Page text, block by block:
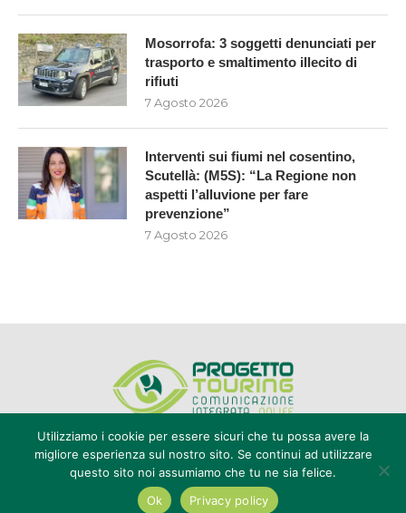
Mosorrofa: 3 soggetti denunciati per
trasporto e smaltimento illecito di
rifiuti
7 Agosto 2026
Interventi sui fiumi nel cosentino,
Scutellà: (M5S): “La Regione non
aspetti l’alluvione per fare
prevenzione”
7 Agosto 2026
Editore Progetto Touring srl - iscrizione al ROC n°20616 - P.IVA e CF
02636800803 - Reg. Tribunale Reggio Calabria n° 04/1976 -
redazione@touring104.it
Utilizziamo i cookie per essere sicuri che tu possa avere la
migliore esperienza sul nostro sito. Se continui ad utilizzare
questo sito noi assumiamo che tu ne sia felice.
Ok
Privacy policy